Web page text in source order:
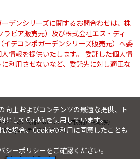
デンシリーズに関するお問合わせは、株
ラピア販売元）及び株式会社エス・ディ
イデコンポガーデンシリーズ販売元）へ委
情報を提供いたします。 委託した個人情
利用させないなど、委託先に対し適正な
サイトのご利用にあたって（利用規約）会員規約
てセキュリティについてFAQ
向上およびコンテンツの最適な提供、ト
としてCookieを使用しています。
た場合、Cookieの利用に同意したことも
シーポリシーをご確認ください。